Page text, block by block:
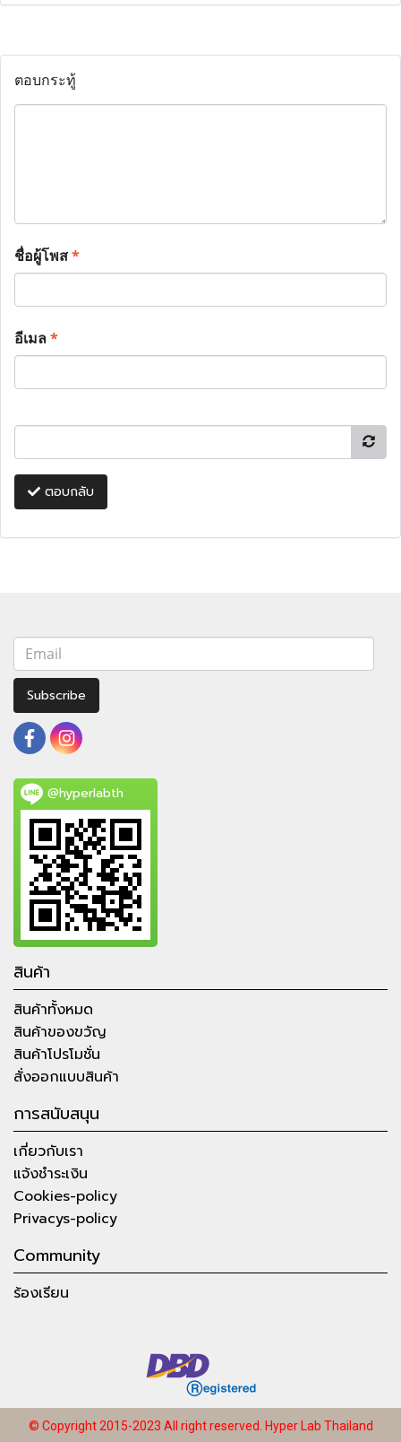
ตอบกระทู้
ชื่อผู้โพส*
อีเมล*
ตอบกลับ
Subscribe
@hyperlabth
สินค้า
สินค้าทั้งหมด
สินค้าของขวัญ
สินค้าโปรโมชั่น
สั่งออกแบบสินค้า
การสนับสนุน
เกี่ยวกับเรา
แจ้งชำระเงิน
Cookies-policy
Privacys-policy
Community
ร้องเรียน
© Copyright 2015-2023 All right reserved. Hyper Lab Thailand